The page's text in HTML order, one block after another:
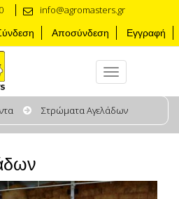
info@agromasters.gr
Αποσύνδεση Εγγραφή
Στρώματα Αγελάδων